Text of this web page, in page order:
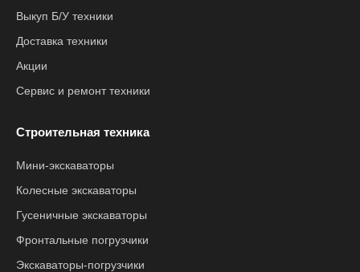
Выкуп Б/У техники
Доставка техники
Акции
Сервис и ремонт техники
Строительная техника
Мини-экскаваторы
Колесные экскаваторы
Гусеничные экскаваторы
Фронтальные погрузчики
Экскаваторы-погрузчики